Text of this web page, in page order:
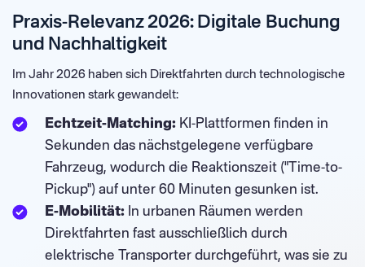
Praxis-Relevanz 2026: Digitale Buchung
und Nachhaltigkeit
Im Jahr 2026 haben sich Direktfahrten durch technologische
Innovationen stark gewandelt:
Echtzeit-Matching: KI-Plattformen finden in
Sekunden das nächstgelegene verfügbare
Fahrzeug, wodurch die Reaktionszeit ("Time-to-
Pickup") auf unter 60 Minuten gesunken ist.
E-Mobilität: In urbanen Räumen werden
Direktfahrten fast ausschließlich durch
elektrische Transporter durchgeführt, was sie zu